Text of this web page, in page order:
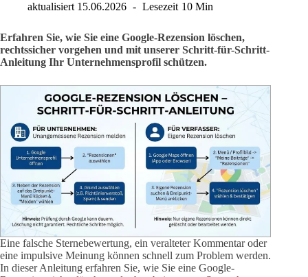
aktualisiert 15.06.2026 Lesezeit 10 Min
Erfahren Sie, wie Sie eine Google-Rezension löschen,
rechtssicher vorgehen und mit unserer Schritt-für-Schritt-
Anleitung Ihr Unternehmensprofil schützen.
Eine falsche Sternebewertung, ein veralteter Kommentar oder
eine impulsive Meinung können schnell zum Problem werden.
In dieser Anleitung erfahren Sie, wie Sie eine Google-